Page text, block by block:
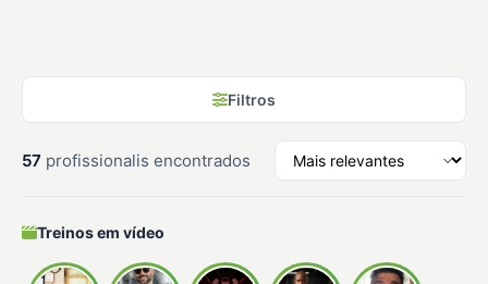
Filtros
57 profissionalis encontrados
Treinos em vídeo